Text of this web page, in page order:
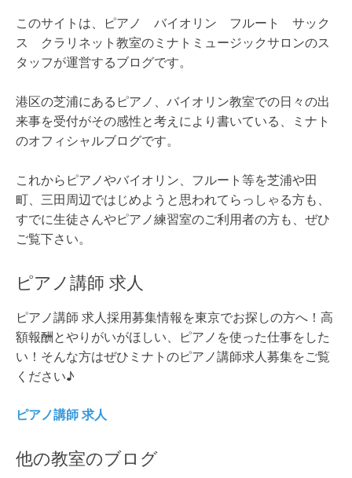
このサイトは、ピアノ バイオリン フルート サック
ス クラリネット教室のミナトミュージックサロンのス
タッフが運営するブログです。
港区の芝浦にあるピアノ、バイオリン教室での日々の出
来事を受付がその感性と考えにより書いている、ミナト
のオフィシャルブログです。
これからピアノやバイオリン、フルート等を芝浦や田
町、三田周辺ではじめようと思われてらっしゃる方も、
すでに生徒さんやピアノ練習室のご利用者の方も、ぜひ
ご覧下さい。
ピアノ講師 求人
ピアノ講師 求人採用募集情報を東京でお探しの方へ！高
額報酬とやりがいがほしい、ピアノを使った仕事をした
い！そんな方はぜひミナトのピアノ講師求人募集をご覧
ください♪
ピアノ講師 求人
他の教室のブログ